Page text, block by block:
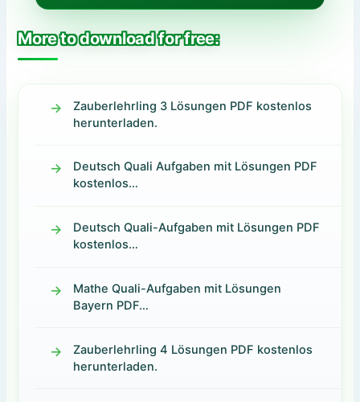
More to download for free:
Zauberlehrling 3 Lösungen PDF kostenlos
herunterladen.
Deutsch Quali Aufgaben mit Lösungen PDF
kostenlos…
Deutsch Quali-Aufgaben mit Lösungen PDF
kostenlos…
Mathe Quali-Aufgaben mit Lösungen
Bayern PDF…
Zauberlehrling 4 Lösungen PDF kostenlos
herunterladen.